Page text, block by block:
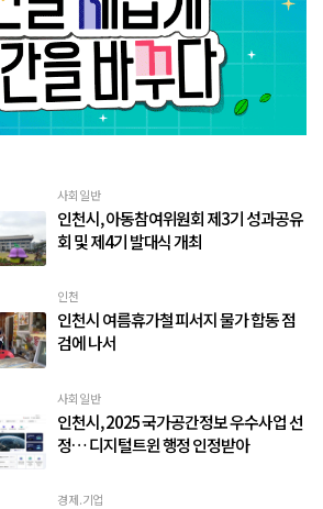
사회일반
인천시, 아동참여위원회 제3기 성과공유
회 및 제4기 발대식 개최
인천
인천시 여름휴가철 피서지 물가 합동 점
검에 나서
사회일반
인천시, 2025 국가공간정보 우수사업 선
정… 디지털트윈 행정 인정받아
경제.기업